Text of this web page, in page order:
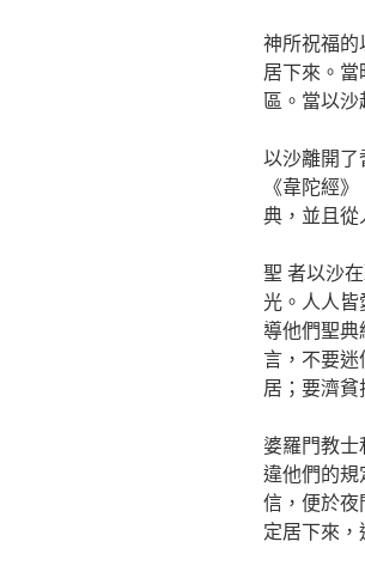
神所祝福
居下來。
區。當以
以沙離開
《韋陀經
典，並且從
聖 者以沙
光。人人
導他們聖
言，不要
居；要濟貧
婆羅門教
違他們的
信，便於
定居下來